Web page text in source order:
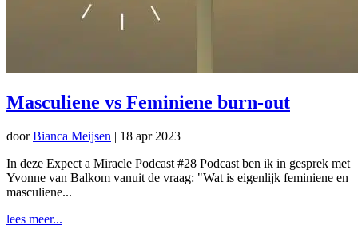
Masculiene vs Feminiene burn-out
doorBianca Meijsen | 18 apr 2023
In deze Expect a Miracle Podcast #28 Podcast ben ik in gesprek met
Yvonne van Balkom vanuit de vraag: "Wat is eigenlijk feminiene en
masculiene...
lees meer...